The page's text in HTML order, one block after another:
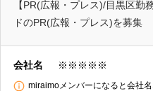
【PR(広報・プレス)/目黒区勤
ドのPR(広報・プレス)を募集
会社名 ※※※※※
miraimoメンバーになると会社